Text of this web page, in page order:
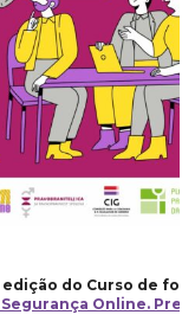
do Curso de
Online.